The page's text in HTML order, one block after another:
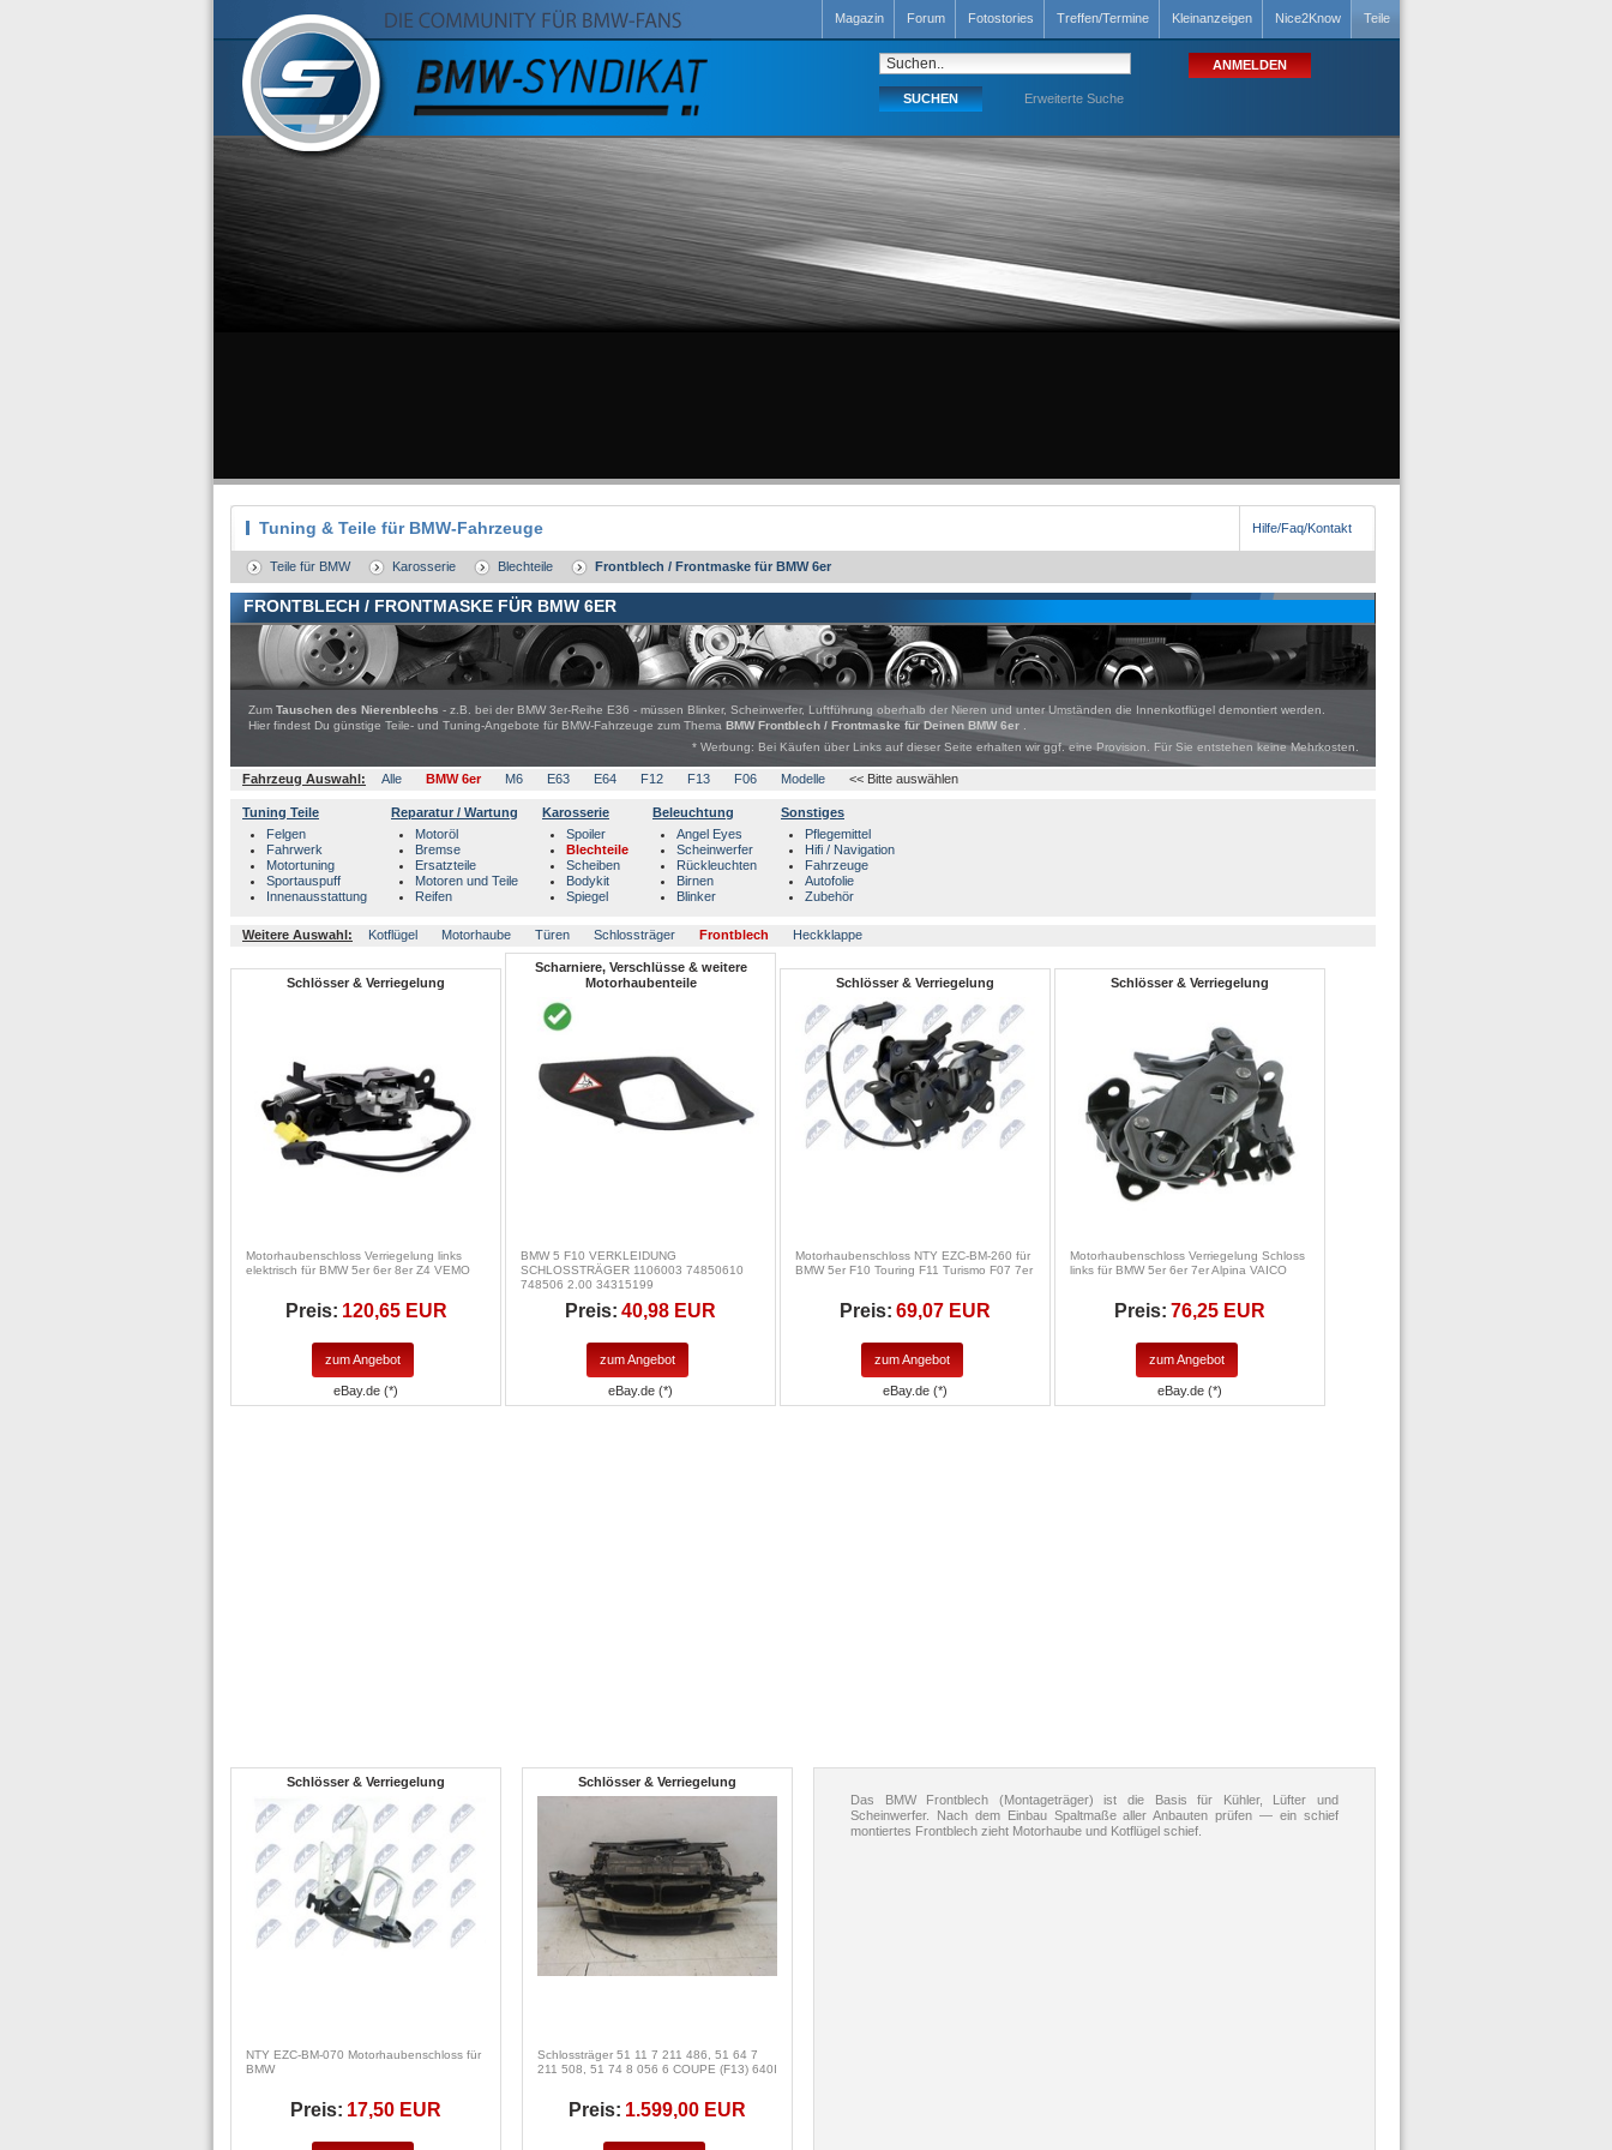
Magazin Forum Fotostories Treffen/Termine Kleinanzeigen Nice2Know Teile
Erweiterte Suche
Tuning & Teile für BMW-Fahrzeuge Hilfe/Faq/Kontakt
Teile für BMW Karosserie Blechteile Frontblech / Frontmaske für BMW 6er
FRONTBLECH / FRONTMASKE FÜR BMW 6ER
Zum Tauschen des Nierenblechs - z.B. bei der BMW 3er-Reihe E36 - müssen Blinker, Scheinwerfer, Luftführung oberhalb der Nieren und unter Umständen die Innenkotflügel demontiert werden.
Hier findest Du günstige Teile- und Tuning-Angebote für BMW-Fahrzeuge zum Thema BMW Frontblech / Frontmaske für Deinen BMW 6er
* Werbung: Bei Käufen über Links auf dieser Seite erhalten wir ggf. eine Provision. Für Sie entstehen keine Mehrkosten.
Fahrzeug Auswahl: Alle BMW 6er M6 E63 E64 F12 F13 F06 Modelle << Bitte auswählen
Tuning Teile
Felgen
Fahrwerk
Motortuning
Sportauspuff
Innenausstattung
Reparatur / Wartung
Motoröl
Bremse
Ersatzteile
Motoren und Teile
Reifen
Karosserie
Spoiler
Blechteile
Scheiben
Bodykit
Spiegel
Beleuchtung
Angel Eyes
Scheinwerfer
Rückleuchten
Birnen
Blinker
Sonstiges
Pflegemittel
Hifi / Navigation
Fahrzeuge
Autofolie
Zubehör
Weitere Auswahl: Kotflügel Motorhaube Türen Schlossträger Frontblech Heckklappe
Schlösser & Verriegelung
Motorhaubenschloss Verriegelung links
elektrisch für BMW 5er 6er 8er Z4 VEMO
Preis: 120,65 EUR
zum Angebot
eBay.de (*)
Scharniere, Verschlüsse & weitere
Motorhaubenteile
BMW 5 F10 VERKLEIDUNG
SCHLOSSTRÄGER 1106003 74850610
748506 2.00 34315199
Preis: 40,98 EUR
zum Angebot
eBay.de (*)
Schlösser & Verriegelung
Motorhaubenschloss NTY EZC-BM-260 für
BMW 5er F10 Touring F11 Turismo F07 7er
Preis: 69,07 EUR
zum Angebot
eBay.de (*)
Schlösser & Verriegelung
Motorhaubenschloss Verriegelung Schloss
links für BMW 5er 6er 7er Alpina VAICO
Preis: 76,25 EUR
zum Angebot
eBay.de (*)
Schlösser & Verriegelung
NTY EZC-BM-070 Motorhaubenschloss für
BMW
Preis: 17,50 EUR
Schlösser & Verriegelung
Schlossträger 51 11 7 211 486, 51 64 7
211 508, 51 74 8 056 6 COUPE (F13) 640I
Preis: 1.599,00 EUR
Das BMW Frontblech (Montageträger) ist die Basis für Kühler, Lüfter und
Scheinwerfer. Nach dem Einbau Spaltmaße aller Anbauten prüfen — ein schief
montiertes Frontblech zieht Motorhaube und Kotflügel schief.